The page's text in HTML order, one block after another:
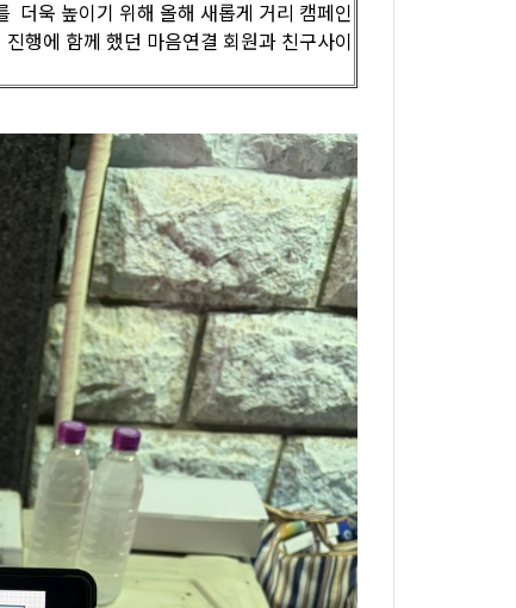
더욱 높이기 위해 올해 새롭게 거리 캠페인
행에 함께 했던 마음연결 회원과 친구사이